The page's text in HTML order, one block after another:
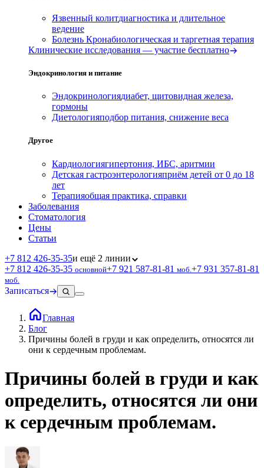
Язвенный колитдиагностика и длительное
ведение
Болезнь Кронабиологическая и таргетная терапия
Клинические исследования — участие бесплатно
Эндокринология и питание
Эндокринологиядиабет, щитовидная железа,
гормоны
Диетологияподбор питания, снижение веса
Другое
Кардиологиягипертония, ИБС, аритмии
Детская гастроэнтерологияприём детей от 0 до 18
лет
Терапияобщая практика, справки
Заболевания
Стоматология
Цены
Статьи
+7 812 426‑35‑35и ещё 2 линии
+7 812 426‑35‑35 основной+7 921 587‑81‑81 моб. +7 931 357‑81‑81
моб.
Записаться
Главная
Блог
Причины болей в груди и как определить, относятся ли
они к сердечным проблемам.
Причины болей в груди и как
определить, относятся ли они
к сердечным проблемам.